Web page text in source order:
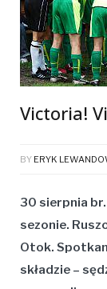
Victoria!
BY ERYK
30 sierpnia
sezonie.
Otok.
składzie –